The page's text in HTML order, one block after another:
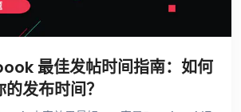
最佳发帖时间指南：如何
发布时间？